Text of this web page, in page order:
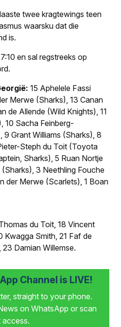
twee kragtewings teen
waarsku dat die
is.
en sal regstreeks op
15 Aphelele Fassi
Merwe (Sharks), 13 Canan
de Allende (Wild Knights), 11
10 Sacha Feinberg-
Grant Williams (Sharks), 8
Steph du Toit (Toyota
Sharks), 5 Ruan Nortje
3 Neethling Fouche
der Merwe (Scarlets), 1 Boan
du Toit, 18 Vincent
Kwagga Smith, 21 Faf de
Damian Willemse.
Channel is LIVE!
straight to your phone.
on WhatsApp or scan
access.